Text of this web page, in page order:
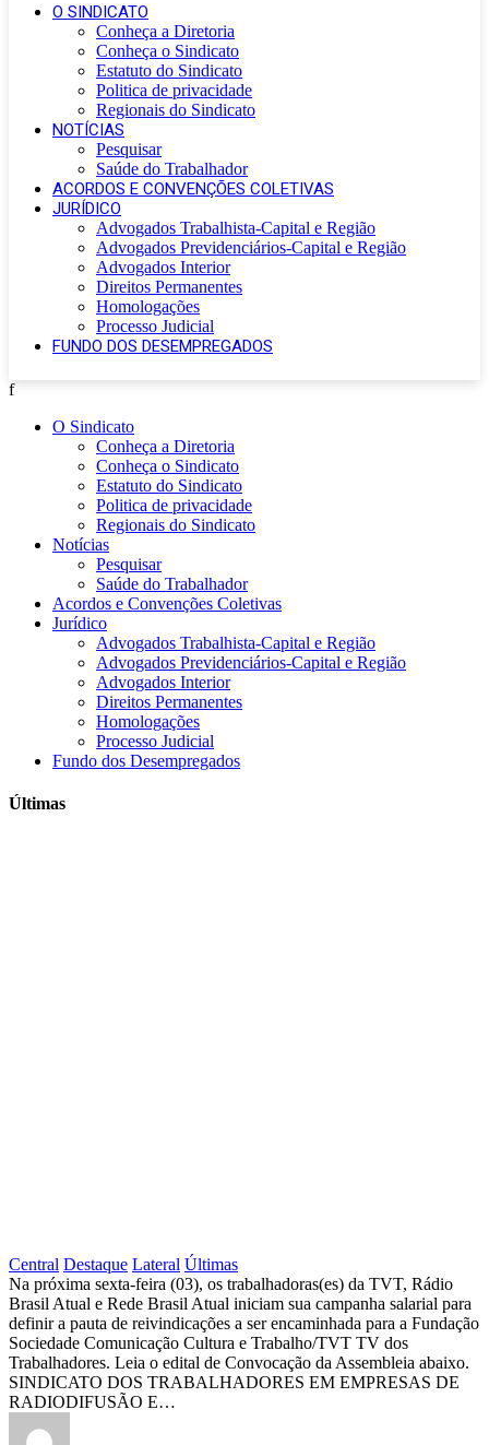
O SINDICATO
Conheça a Diretoria
Conheça o Sindicato
Estatuto do Sindicato
Politica de privacidade
Regionais do Sindicato
NOTÍCIAS
Pesquisar
Saúde do Trabalhador
ACORDOS E CONVENÇÕES COLETIVAS
JURÍDICO
Advogados Trabalhista-Capital e Região
Advogados Previdenciários-Capital e Região
Advogados Interior
Direitos Permanentes
Homologações
Processo Judicial
FUNDO DOS DESEMPREGADOS
f
O Sindicato
Conheça a Diretoria
Conheça o Sindicato
Estatuto do Sindicato
Politica de privacidade
Regionais do Sindicato
Notícias
Pesquisar
Saúde do Trabalhador
Acordos e Convenções Coletivas
Jurídico
Advogados Trabalhista-Capital e Região
Advogados Previdenciários-Capital e Região
Advogados Interior
Direitos Permanentes
Homologações
Processo Judicial
Fundo dos Desempregados
Últimas
Central Destaque Lateral Últimas
TVT
–
CONVOCAÇÃO
DE
ASSEMBLEIA
GERAL
Na próxima sexta-feira (03), os trabalhadoras(es) da TVT, Rádio
Brasil Atual e Rede Brasil Atual iniciam sua campanha salarial para
definir a pauta de reivindicações a ser encaminhada para a Fundação
Sociedade Comunicação Cultura e Trabalho/TVT TV dos
Trabalhadores. Leia o edital de Convocação da Assembleia abaixo.
SINDICATO DOS TRABALHADORES EM EMPRESAS DE
RADIODIFUSÃO E…